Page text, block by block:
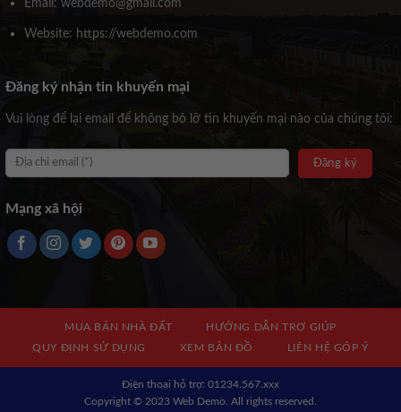
Email: webdemo@gmail.com
Website: https://webdemo.com
Đăng ký nhận tin khuyến mại
Vui lòng để lại email để không bỏ lỡ tin khuyến mại nào của chúng tôi:
Mạng xã hội
MUA BÁN NHÀ ĐẤT
HƯỚNG DẪN TRỢ GIÚP
QUY ĐỊNH SỬ DỤNG
XEM BẢN ĐỒ LIÊN HỆ GÓP Ý
Địện thoại hỗ trợ: 01234.567.xxx
Copyright © 2023 Web Demo. All rights reserved.